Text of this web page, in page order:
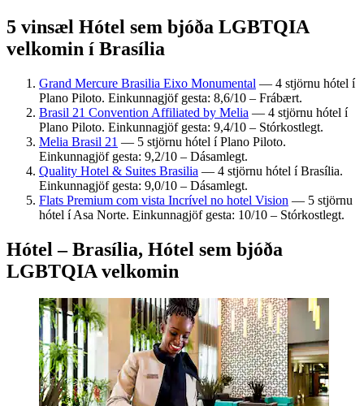
5 vinsæl Hótel sem bjóða LGBTQIA
velkomin í Brasília
Grand Mercure Brasilia Eixo Monumental — 4 stjörnu hótel í
Plano Piloto. Einkunnagjöf gesta: 8,6/10 – Frábært.
Brasil 21 Convention Affiliated by Melia — 4 stjörnu hótel í
Plano Piloto. Einkunnagjöf gesta: 9,4/10 – Stórkostlegt.
Melia Brasil 21 — 5 stjörnu hótel í Plano Piloto.
Einkunnagjöf gesta: 9,2/10 – Dásamlegt.
Quality Hotel & Suites Brasilia — 4 stjörnu hótel í Brasília.
Einkunnagjöf gesta: 9,0/10 – Dásamlegt.
Flats Premium com vista Incrível no hotel Vision — 5 stjörnu
hótel í Asa Norte. Einkunnagjöf gesta: 10/10 – Stórkostlegt.
Hótel – Brasília, Hótel sem bjóða
LGBTQIA velkomin